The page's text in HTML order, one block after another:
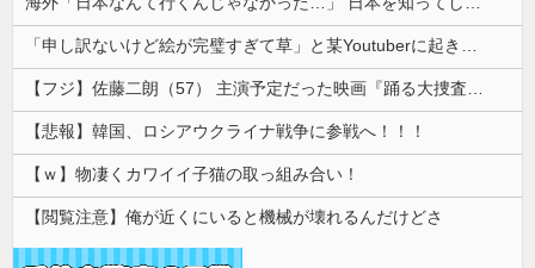
「申し訳ないけど絵が完璧すぎて草」と某Youtuberに起きた悲劇に目撃者騒然、”映え”のために愛車をを停めて撮影していたら……
【フジ】佐藤二朗（57） 主演予定だった映画『踊る大捜査線』スピンオフ作品の撮影中止が正式に決定
【悲報】韓国、ロシアウクライナ戦争に参戦へ！！！
【ｗ】物凄くカワイイ子猫の取っ組み合い！
【閲覧注意】俺が近くにいると機械が壊れるんだけどさ